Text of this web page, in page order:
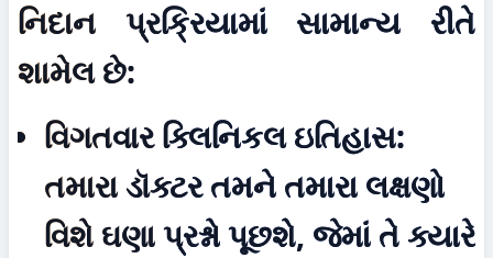
નિદાન પ્રક્રિયામાં સામાન્ય રીતે
શામેલ છે:
વિગતવાર ક્લિનિકલ ઇતિહાસ:
તમારા ડૉક્ટર તમને તમારા લક્ષણો
વિશે ઘણા પ્રશ્નો પૂછશે, જેમાં તે ક્યારે